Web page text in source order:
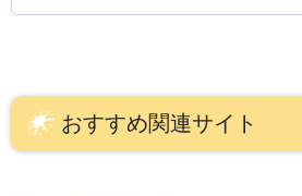
おすすめ関連サイト